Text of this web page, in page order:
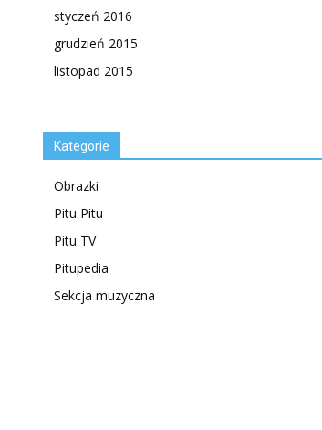
styczeń 2016
grudzień 2015
listopad 2015
Kategorie
Obrazki
Pitu Pitu
Pitu TV
Pitupedia
Sekcja muzyczna